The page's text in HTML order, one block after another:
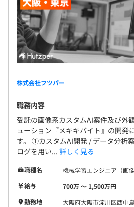
株式会社フツパー
職務内容
受託の画像系カスタムAI案件及び外
ューション『メキキバイト』の開発
す。 ①カスタムAI開発 / データ分析
ログを用い... 詳しく見る
職種名
機械学習エンジニア（画
給与
700万 〜 1,500万円
勤務地
大阪府大阪市淀川区西中